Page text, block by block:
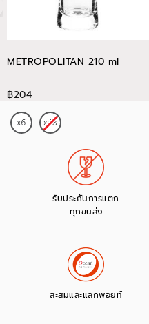
METROPOLITAN 210 ml
฿204
รับประกันการแตก
ทุกขนส่ง
สะสมและแลกพอยท์